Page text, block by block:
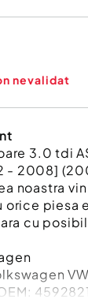
nevalidat
3.0 tdi
- 2008]
noastra
orice piesa
cu